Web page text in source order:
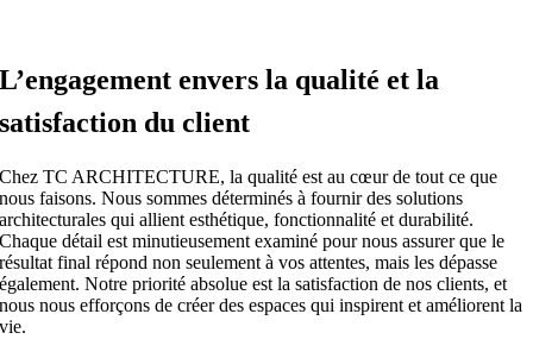
L’engagement envers la qualité et la
satisfaction du client
Chez TC ARCHITECTURE, la qualité est au cœur de tout ce que
nous faisons. Nous sommes déterminés à fournir des solutions
architecturales qui allient esthétique, fonctionnalité et durabilité.
Chaque détail est minutieusement examiné pour nous assurer que le
résultat final répond non seulement à vos attentes, mais les dépasse
également. Notre priorité absolue est la satisfaction de nos clients, et
nous nous efforçons de créer des espaces qui inspirent et améliorent la
vie.